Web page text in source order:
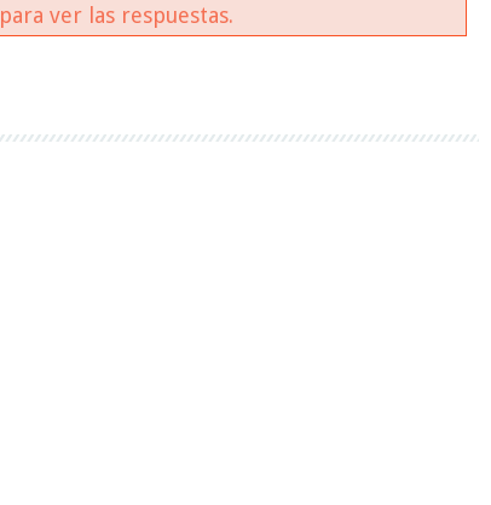
para ver las respuestas.